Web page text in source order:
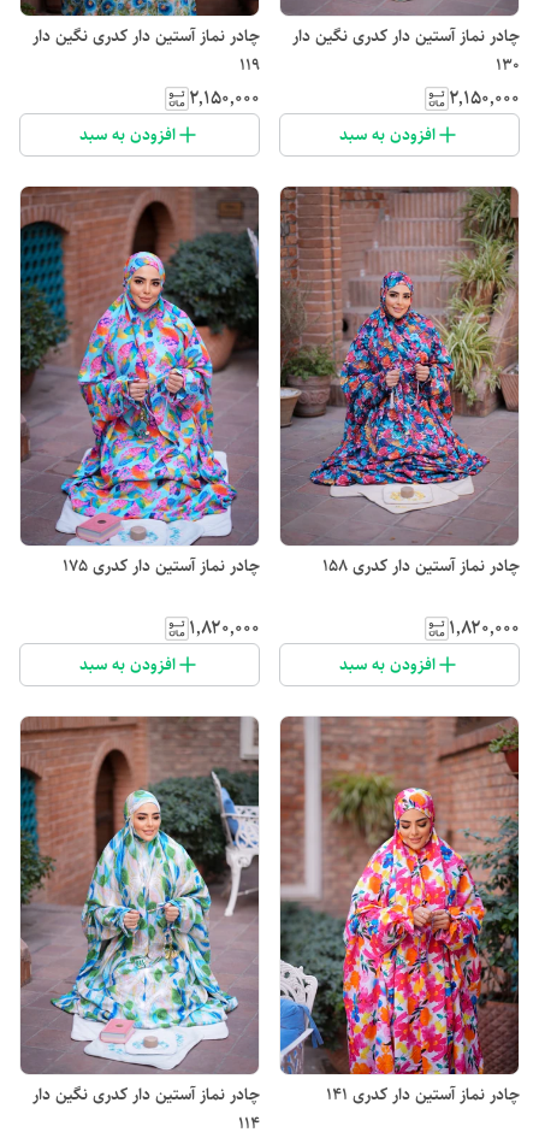
چادر نماز آستین دار کدری نگین دار
130
۲٬۱۵۰٬۰۰۰
افزودن به سبد
چادر نماز آستین دار کدری نگین دار
119
۲٬۱۵۰٬۰۰۰
افزودن به سبد
چادر نماز آستین دار کدری 158
۱٬۸۲۰٬۰۰۰
افزودن به سبد
چادر نماز آستین دار کدری 175
۱٬۸۲۰٬۰۰۰
افزودن به سبد
چادر نماز آستین دار کدری 141
چادر نماز آستین دار کدری نگین دار
114